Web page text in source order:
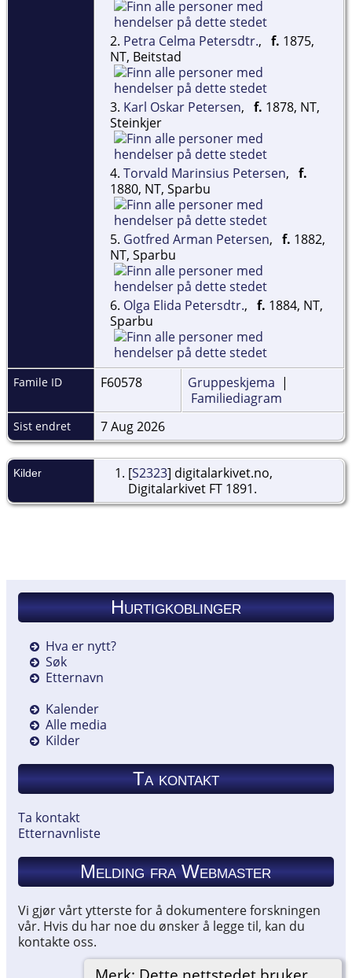
2. Petra Celma Petersdtr., f. 1875,
NT, Beitstad
3. Karl Oskar Petersen, f. 1878, NT,
Steinkjer
4. Torvald Marinsius Petersen, f.
1880, NT, Sparbu
5. Gotfred Arman Petersen, f. 1882,
NT, Sparbu
6. Olga Elida Petersdtr., f. 1884, NT,
Sparbu
Famile ID F60578 Gruppeskjema |
Familiediagram
Sist endret 7 Aug 2026
Kilder [S2323] digitalarkivet.no,
Digitalarkivet FT 1891.
Hurtigkoblinger
Hva er nytt?
Søk
Etternavn
Kalender
Alle media
Kilder
Ta kontakt
Ta kontakt
Etternavnliste
Melding fra Webmaster
Vi gjør vårt ytterste for å dokumentere forskningen
vår. Hvis du har noe du ønsker å legge til, kan du
kontakte oss.